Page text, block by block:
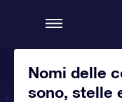
Nomi delle
sono, stelle